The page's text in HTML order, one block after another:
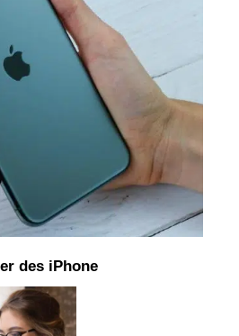
des iPhone